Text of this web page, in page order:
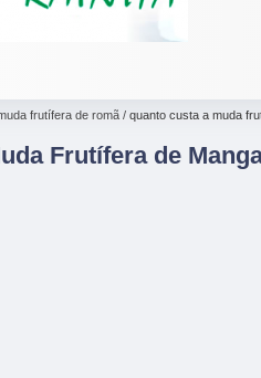
frutífera de romã quanto custa a muda
Frutífera de